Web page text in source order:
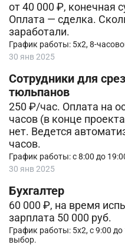
от 40 000 ₽, конечная
Оплата — сделка.
заработали.
График работы: 5х2, 8-
30 янв 2025
Сотрудники для
тюльпанов
250 ₽/час. Оплата на
часов (в конце
нет. Ведется
часов.
График работы: с 8:00 до
30 янв 2025
Бухгалтер
60 000 ₽, на время
зарплата 50 000 руб.
График работы: 5х2, с 9:00
выбор.